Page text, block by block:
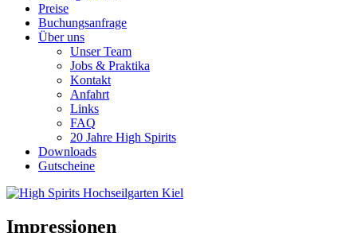
Preise
Buchungsanfrage
Über uns
Unser Team
Jobs & Praktika
Kontakt
Anfahrt
Links
FAQ
20 Jahre High Spirits
Downloads
Gutscheine
Impressionen